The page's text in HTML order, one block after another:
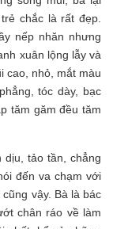
chắc là rất đẹp.
nếp nhăn nhưng
xuân lộng lẫy và
cao, nhỏ, mắt màu
tóc dày, bạc
tăm găm đều tăm
tảo tần, chẳng
đến va chạm với
vậy. Bà là bác
chân ráo về làm